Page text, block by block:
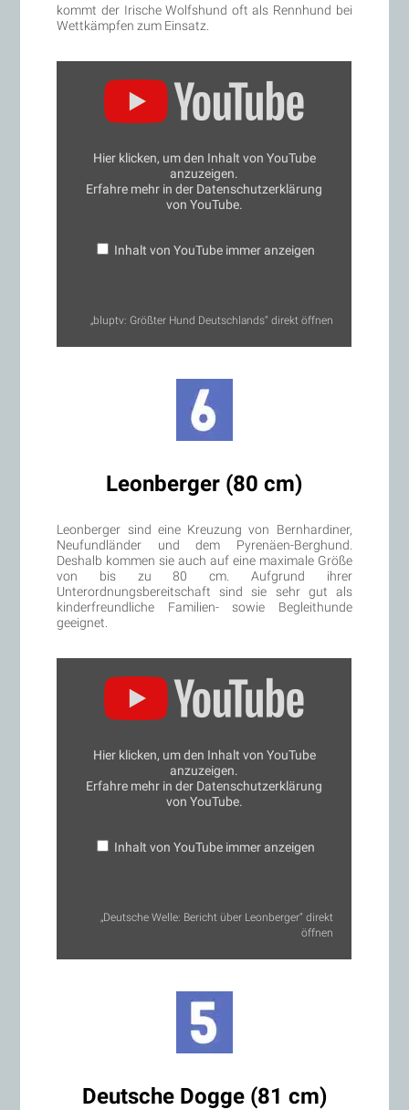
kommt der Irische Wolfshund oft als Rennhund bei
Wettkämpfen zum Einsatz.
Deutschlands“
Hier klicken, um den Inhalt von YouTube
anzuzeigen.
Erfahre mehr in der Datenschutzerklärung
von YouTube.
Inhalt von YouTube immer anzeigen
„bluptv: Größter Hund Deutschlands“ direkt öffnen
Leonberger (80 cm)
Leonberger sind eine Kreuzung von Bernhardiner,
Neufundländer und dem Pyrenäen-Berghund.
Deshalb kommen sie auch auf eine maximale Größe
von bis zu 80 cm. Aufgrund ihrer
Unterordnungsbereitschaft sind sie sehr gut als
kinderfreundliche Familien- sowie Begleithunde
geeignet.
Leonberger“
anzeigenHier klicken, um den Inhalt von YouTube
anzuzeigen.
Erfahre mehr in der Datenschutzerklärung
von YouTube.
Inhalt von YouTube immer anzeigen
„Deutsche Welle: Bericht über Leonberger“ direkt
öffnen
Deutsche Dogge (81 cm)